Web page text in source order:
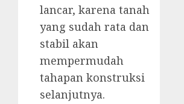
lancar, karena tanah
yang sudah rata dan
stabil akan
mempermudah
tahapan konstruksi
selanjutnya.